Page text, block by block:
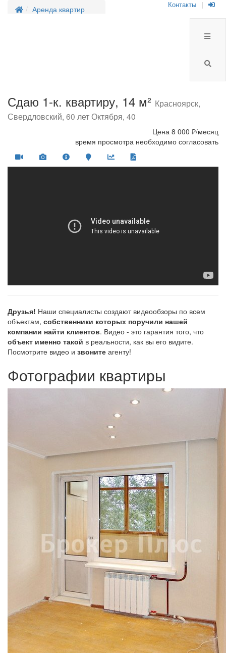
Аренда квартир Контакты |
Сдаю 1-к. квартиру, 14 м² Красноярск,
Свердловский, 60 лет Октября, 40
Цена 8 000 ₽/месяц
время просмотра необходимо согласовать
Друзья! Наши специалисты создают видеообзоры по всем
объектам, собственники которых поручили нашей
компании найти клиентов. Видео - это гарантия того, что
объект именно такой в реальности, как вы его видите.
Посмотрите видео и звоните агенту!
Фотографии квартиры